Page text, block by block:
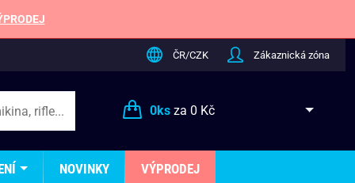
ČR/CZK Zákaznická zóna
0ksza 0 Kč
NOVINKY VÝPRODEJ